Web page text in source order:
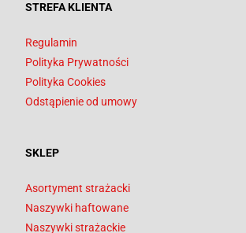
STREFA KLIENTA
Regulamin
Polityka Prywatności
Polityka Cookies
Odstąpienie od umowy
SKLEP
Asortyment strażacki
Naszywki haftowane
Naszywki strażackie